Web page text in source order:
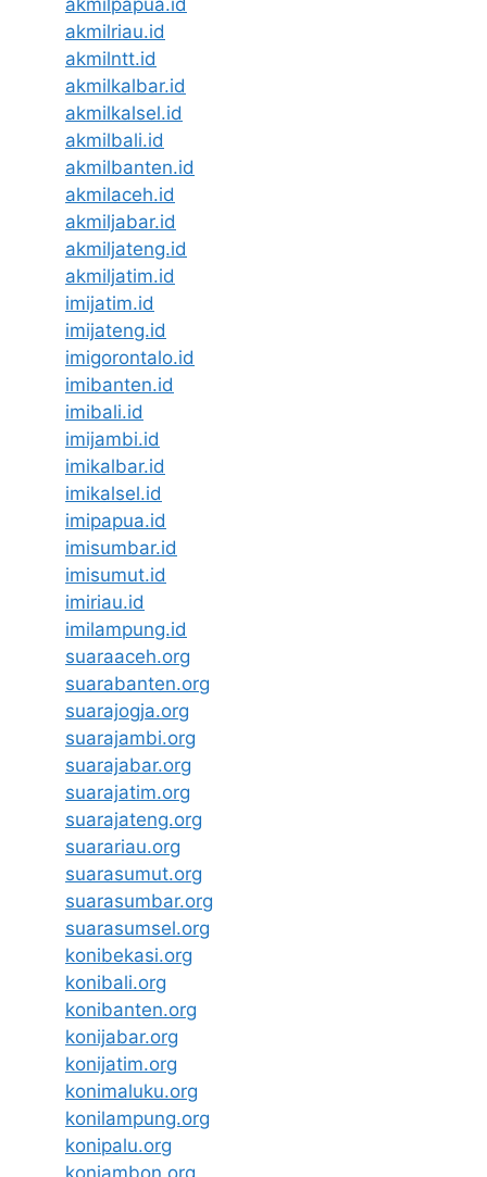
akmilpapua.id
akmilriau.id
akmilntt.id
akmilkalbar.id
akmilkalsel.id
akmilbali.id
akmilbanten.id
akmilaceh.id
akmiljabar.id
akmiljateng.id
akmiljatim.id
imijatim.id
imijateng.id
imigorontalo.id
imibanten.id
imibali.id
imijambi.id
imikalbar.id
imikalsel.id
imipapua.id
imisumbar.id
imisumut.id
imiriau.id
imilampung.id
suaraaceh.org
suarabanten.org
suarajogja.org
suarajambi.org
suarajabar.org
suarajatim.org
suarajateng.org
suarariau.org
suarasumut.org
suarasumbar.org
suarasumsel.org
konibekasi.org
konibali.org
konibanten.org
konijabar.org
konijatim.org
konimaluku.org
konilampung.org
konipalu.org